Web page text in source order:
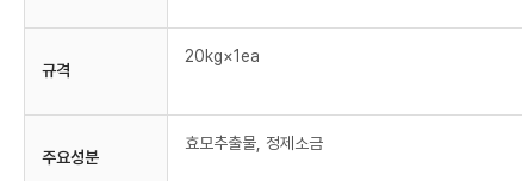
규격
20kg×1ea
주요성분
효모추출물, 정제소금